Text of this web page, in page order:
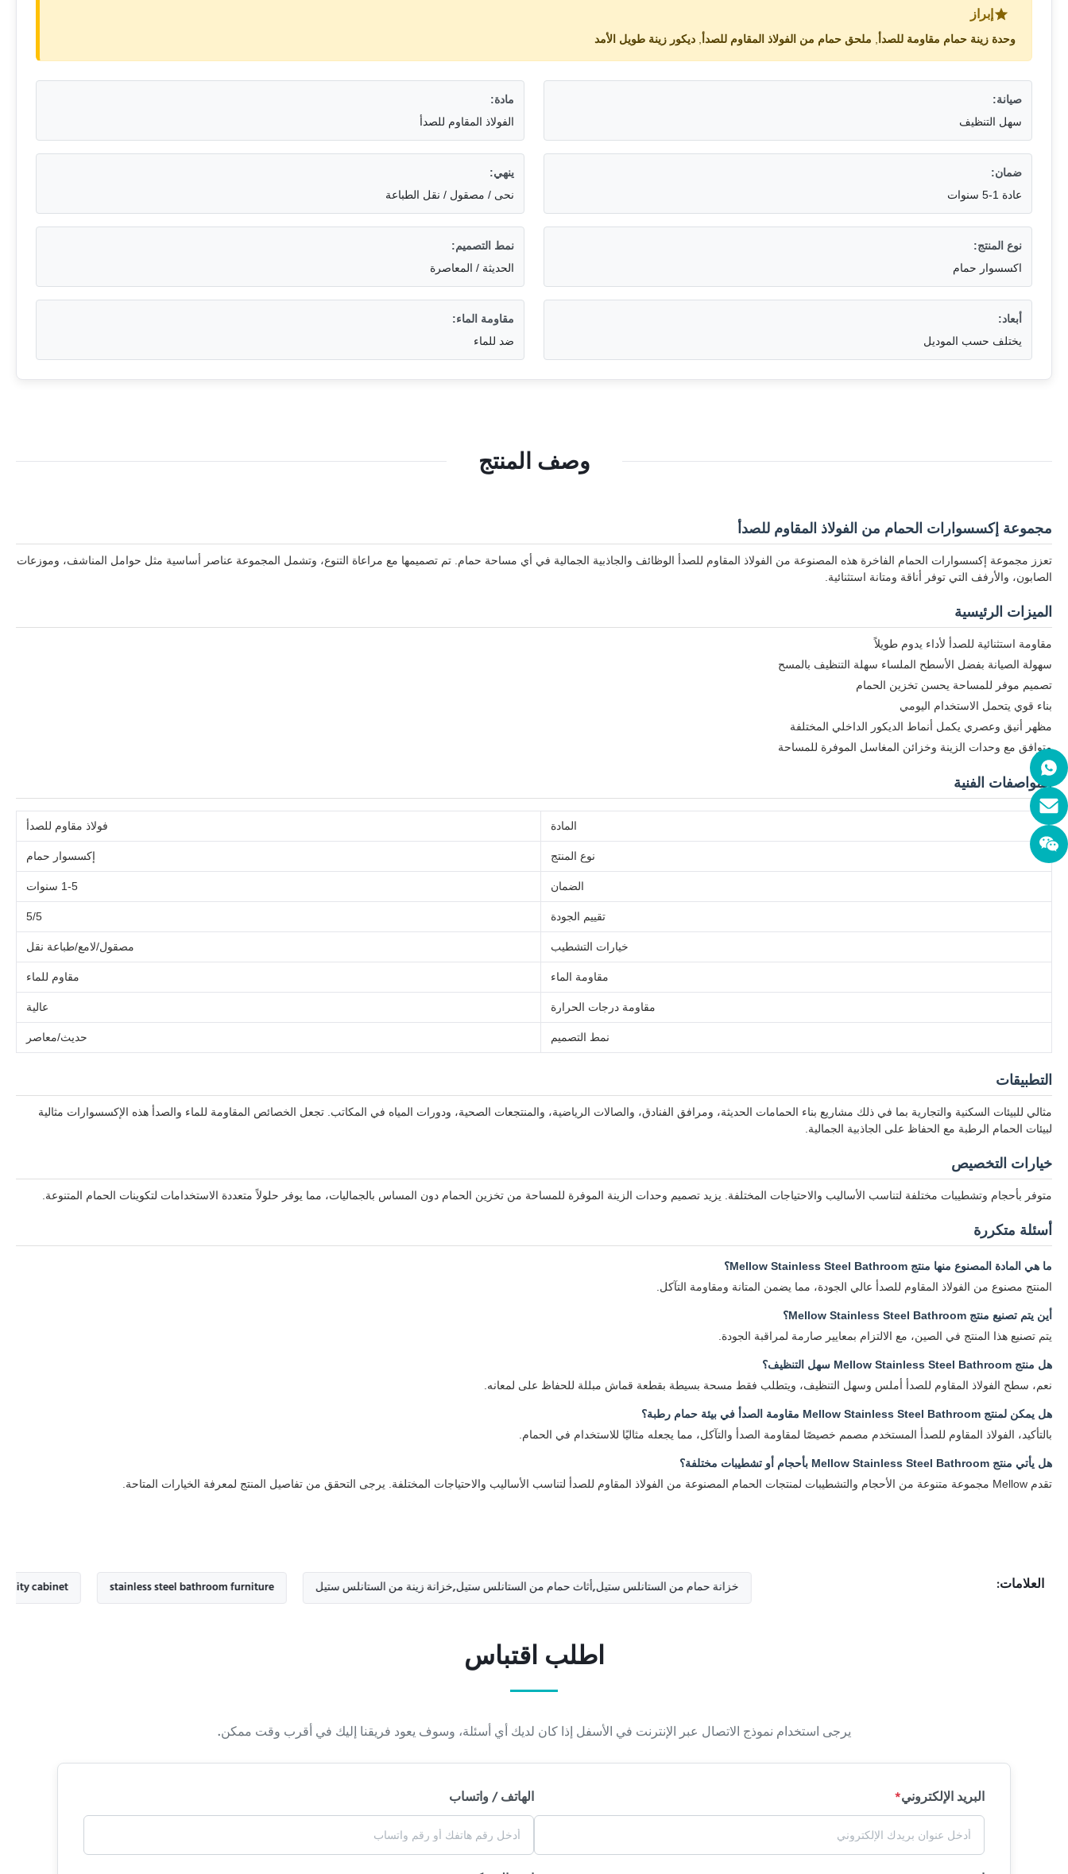
إبراز
وحدة زينة حمام مقاومة للصدأ ملحق حمام من الفولاذ المقاوم للصدأ ديكور زينة طويل الأمد
صيانة:
سهل التنظيف
مادة:
الفولاذ المقاوم للصدأ
ضمان:
عادة 1-5 سنوات
ينهي:
نحى / مصقول / نقل الطباعة
نوع المنتج:
اكسسوار حمام
نمط التصميم:
الحديثة / المعاصرة
أبعاد:
يختلف حسب الموديل
مقاومة الماء:
ضد للماء
وصف المنتج
مجموعة إكسسوارات الحمام من الفولاذ المقاوم للصدأ
تعزز مجموعة إكسسوارات الحمام الفاخرة هذه المصنوعة من الفولاذ المقاوم للصدأ الوظائف والجاذبية الجمالية في أي مساحة حمام. تم تصميمها مع مراعاة التنوع، وتشمل المجموعة عناصر أساسية مثل حوامل المناشف، وموزعات
الصابون، والأرفف التي توفر أناقة ومتانة استثنائية.
الميزات الرئيسية
مقاومة استثنائية للصدأ لأداء يدوم طويلاً
سهولة الصيانة بفضل الأسطح الملساء سهلة التنظيف بالمسح
تصميم موفر للمساحة يحسن تخزين الحمام
بناء قوي يتحمل الاستخدام اليومي
مظهر أنيق وعصري يكمل أنماط الديكور الداخلي المختلفة
متوافق مع وحدات الزينة وخزائن المغاسل الموفرة للمساحة
المواصفات الفنية
المادة فولاذ مقاوم للصدأ
نوع المنتج إكسسوار حمام
الضمان 1-5 سنوات
تقييم الجودة 5/5
خيارات التشطيب مصقول/لامع/طباعة نقل
مقاومة الماء مقاوم للماء
مقاومة درجات الحرارة عالية
نمط التصميم حديث/معاصر
التطبيقات
مثالي للبيئات السكنية والتجارية بما في ذلك مشاريع بناء الحمامات الحديثة، ومرافق الفنادق، والصالات الرياضية، والمنتجعات الصحية، ودورات المياه في المكاتب. تجعل الخصائص المقاومة للماء والصدأ هذه الإكسسوارات مثالية
لبيئات الحمام الرطبة مع الحفاظ على الجاذبية الجمالية.
خيارات التخصيص
متوفر بأحجام وتشطيبات مختلفة لتناسب الأساليب والاحتياجات المختلفة. يزيد تصميم وحدات الزينة الموفرة للمساحة من تخزين الحمام دون المساس بالجماليات، مما يوفر حلولاً متعددة الاستخدامات لتكوينات الحمام المتنوعة.
أسئلة متكررة
ما هي المادة المصنوع منها منتج Mellow Stainless Steel Bathroom؟
المنتج مصنوع من الفولاذ المقاوم للصدأ عالي الجودة، مما يضمن المتانة ومقاومة التآكل.
أين يتم تصنيع منتج Mellow Stainless Steel Bathroom؟
يتم تصنيع هذا المنتج في الصين، مع الالتزام بمعايير صارمة لمراقبة الجودة.
هل منتج Mellow Stainless Steel Bathroom سهل التنظيف؟
نعم، سطح الفولاذ المقاوم للصدأ أملس وسهل التنظيف، ويتطلب فقط مسحة بسيطة بقطعة قماش مبللة للحفاظ على لمعانه.
هل يمكن لمنتج Mellow Stainless Steel Bathroom مقاومة الصدأ في بيئة حمام رطبة؟
بالتأكيد، الفولاذ المقاوم للصدأ المستخدم مصمم خصيصًا لمقاومة الصدأ والتآكل، مما يجعله مثاليًا للاستخدام في الحمام.
هل يأتي منتج Mellow Stainless Steel Bathroom بأحجام أو تشطيبات مختلفة؟
تقدم Mellow مجموعة متنوعة من الأحجام والتشطيبات لمنتجات الحمام المصنوعة من الفولاذ المقاوم للصدأ لتناسب الأساليب والاحتياجات المختلفة. يرجى التحقق من تفاصيل المنتج لمعرفة الخيارات المتاحة.
العلامات: خزانة حمام من الستانلس ستيل,أثاث حمام من الستانلس ستيل,خزانة زينة من الستانلس ستيل stainless steel bathroom furniture
اطلب اقتباس
يرجى استخدام نموذج الاتصال عبر الإنترنت في الأسفل إذا كان لديك أي أسئلة، وسوف يعود فريقنا إليك في أقرب وقت ممكن.
البريد الإلكتروني* الهاتف / واتساب